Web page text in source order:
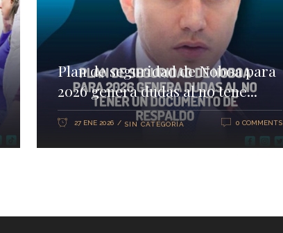
Plan de seguridad de Noboa para
2026 genera dudas al no tene...
27 ENE 2026 SIN CATEGORÍA 0 COMMENTS